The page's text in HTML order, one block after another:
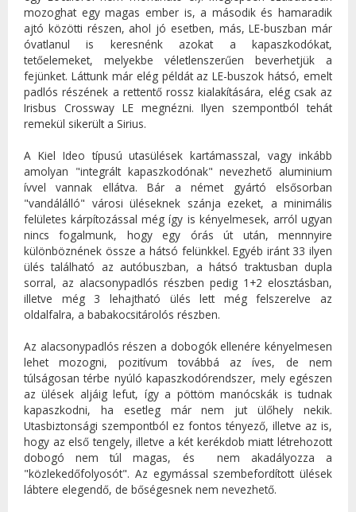
mozoghat egy magas ember is, a második és hamaradik
ajtó közötti részen, ahol jó esetben, más, LE-buszban már
óvatlanul is keresnénk azokat a kapaszkodókat,
tetőelemeket, melyekbe véletlenszerűen beverhetjük a
fejünket. Láttunk már elég példát az LE-buszok hátsó, emelt
padlós részének a rettentő rossz kialakítására, elég csak az
Irisbus Crossway LE megnézni. Ilyen szempontból tehát
remekül sikerült a Sirius.
A Kiel Ideo típusú utasülések kartámasszal, vagy inkább
amolyan "integrált kapaszkodónak" nevezhető aluminium
ívvel vannak ellátva. Bár a német gyártó elsősorban
"vandálálló" városi üléseknek szánja ezeket, a minimális
felületes kárpítozással még így is kényelmesek, arról ugyan
nincs fogalmunk, hogy egy órás út után, mennnyire
különböznének össze a hátsó felünkkel. Egyéb iránt 33 ilyen
ülés található az autóbuszban, a hátsó traktusban dupla
sorral, az alacsonypadlós részben pedig 1+2 elosztásban,
illetve még 3 lehajtható ülés lett még felszerelve az
oldalfalra, a babakocsitárolós részben.
Az alacsonypadlós részen a dobogók ellenére kényelmesen
lehet mozogni, pozitívum továbbá az íves, de nem
túlságosan térbe nyúló kapaszkodórendszer, mely egészen
az ülések aljáig lefut, így a pöttöm manócskák is tudnak
kapaszkodni, ha esetleg már nem jut ülőhely nekik.
Utasbiztonsági szempontból ez fontos tényező, illetve az is,
hogy az első tengely, illetve a két kerékdob miatt létrehozott
dobogó nem túl magas, és nem akadályozza a
"közlekedőfolyosót". Az egymással szembefordított ülések
lábtere elegendő, de bőségesnek nem nevezhető.